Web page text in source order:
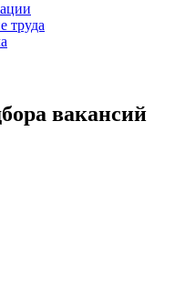
труда
вакансий